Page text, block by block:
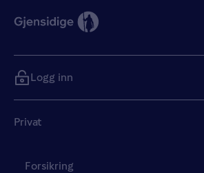
Privat
Forsikring
Logg inn